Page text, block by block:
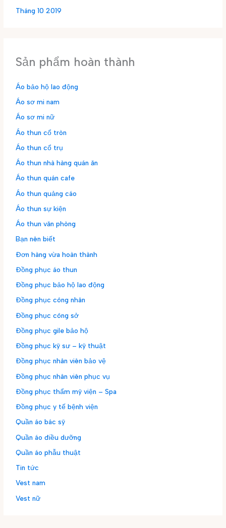
Tháng 10 2019
Sản phẩm hoàn thành
Áo bảo hộ lao động
Áo sơ mi nam
Áo sơ mi nữ
Áo thun cổ tròn
Áo thun cổ trụ
Áo thun nhà hàng quán ăn
Áo thun quán cafe
Áo thun quảng cáo
Áo thun sự kiện
Áo thun văn phòng
Bạn nên biết
Đơn hàng vừa hoàn thành
Đồng phục áo thun
Đồng phục bảo hộ lao động
Đồng phục công nhân
Đồng phục công sở
Đồng phục gile bảo hộ
Đồng phục kỹ sư – kỹ thuật
Đồng phục nhân viên bảo vệ
Đồng phục nhân viên phục vụ
Đồng phục thẩm mỹ viện – Spa
Đồng phục y tế bệnh viện
Quần áo bác sỹ
Quần áo điều dưỡng
Quần áo phẫu thuật
Tin tức
Vest nam
Vest nữ